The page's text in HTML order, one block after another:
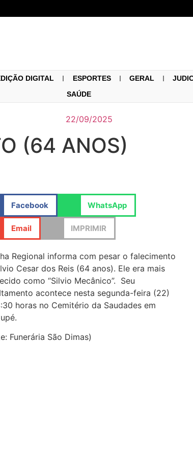
DIGITAL ESPORTES GERAL
SAÚDE
22/09/2025
(64 ANOS)
Facebook WhatsApp
Email IMPRIMIR
Regional informa com pesar o falecimento
Cesar dos Reis (64 anos). Ele era mais
como “Silvio Mecânico”. Seu
acontece nesta segunda-feira (22)
horas no Cemitério da Saudades em
Funerária São Dimas)